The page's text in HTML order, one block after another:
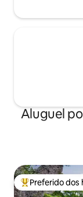
Aluguel
Entre os
Preferido dos